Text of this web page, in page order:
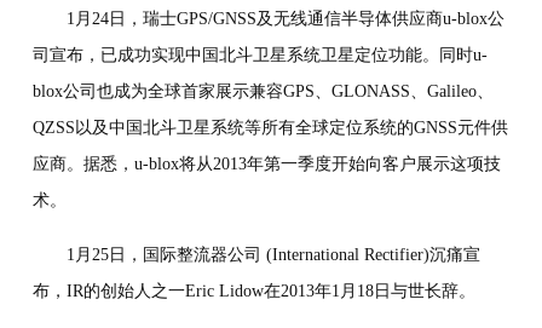
1月24日，瑞士GPS/GNSS及无线通信半导体供应商u-blox公
司宣布，已成功实现中国北斗卫星系统卫星定位功能。同时u-
blox公司也成为全球首家展示兼容GPS、GLONASS、Galileo、
QZSS以及中国北斗卫星系统等所有全球定位系统的GNSS元件供
应商。据悉，u-blox将从2013年第一季度开始向客户展示这项技
术。
1月25日，国际整流器公司 (International Rectifier)沉痛宣
布，IR的创始人之一Eric Lidow在2013年1月18日与世长辞。